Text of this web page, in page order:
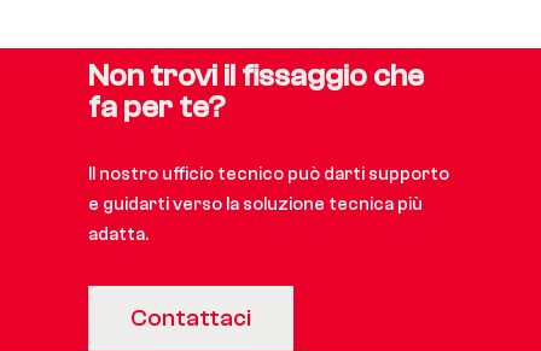
Non trovi il fissaggio che
fa per te?
Il nostro ufficio tecnico può darti supporto
e guidarti verso la soluzione tecnica più
adatta.
Contattaci